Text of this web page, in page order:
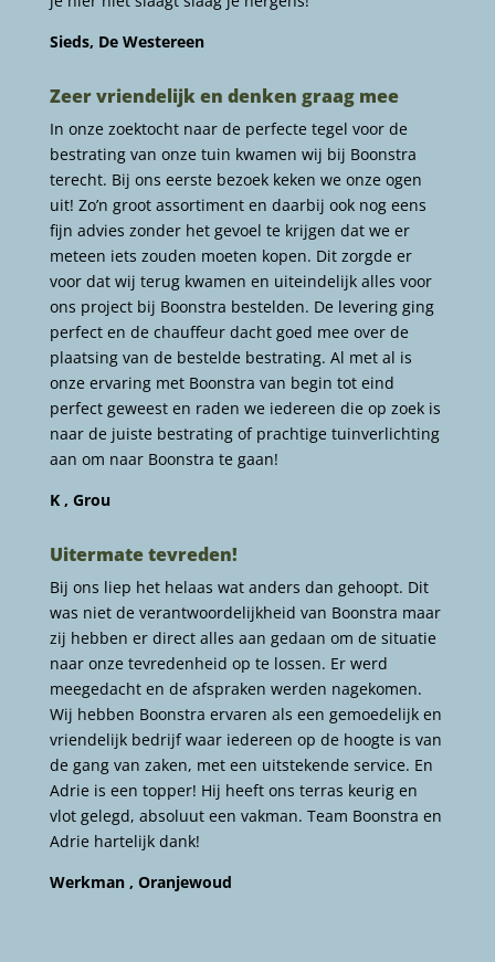
Sieds, De Westereen
Zeer vriendelijk en denken graag mee
In onze zoektocht naar de perfecte tegel voor de
bestrating van onze tuin kwamen wij bij Boonstra
terecht. Bij ons eerste bezoek keken we onze ogen
uit! Zo’n groot assortiment en daarbij ook nog eens
fijn advies zonder het gevoel te krijgen dat we er
meteen iets zouden moeten kopen. Dit zorgde er
voor dat wij terug kwamen en uiteindelijk alles voor
ons project bij Boonstra bestelden. De levering ging
perfect en de chauffeur dacht goed mee over de
plaatsing van de bestelde bestrating. Al met al is
onze ervaring met Boonstra van begin tot eind
perfect geweest en raden we iedereen die op zoek is
naar de juiste bestrating of prachtige tuinverlichting
aan om naar Boonstra te gaan!
K , Grou
Uitermate tevreden!
Bij ons liep het helaas wat anders dan gehoopt. Dit
was niet de verantwoordelijkheid van Boonstra maar
zij hebben er direct alles aan gedaan om de situatie
naar onze tevredenheid op te lossen. Er werd
meegedacht en de afspraken werden nagekomen.
Wij hebben Boonstra ervaren als een gemoedelijk en
vriendelijk bedrijf waar iedereen op de hoogte is van
de gang van zaken, met een uitstekende service. En
Adrie is een topper! Hij heeft ons terras keurig en
vlot gelegd, absoluut een vakman. Team Boonstra en
Adrie hartelijk dank!
Werkman , Oranjewoud